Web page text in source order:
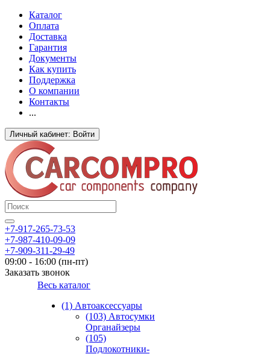
Каталог
Оплата
Доставка
Гарантия
Документы
Как купить
Поддержка
О компании
Контакты
...
Личный кабинет: Войти
+7-917-265-73-53
+7-987-410-09-09
+7-909-311-29-49
09:00 - 16:00 (пн-пт)
Заказать звонок
Весь каталог
(1) Автоаксессуары
(103) Автосумки
Органайзеры
(105)
Подлокотники-